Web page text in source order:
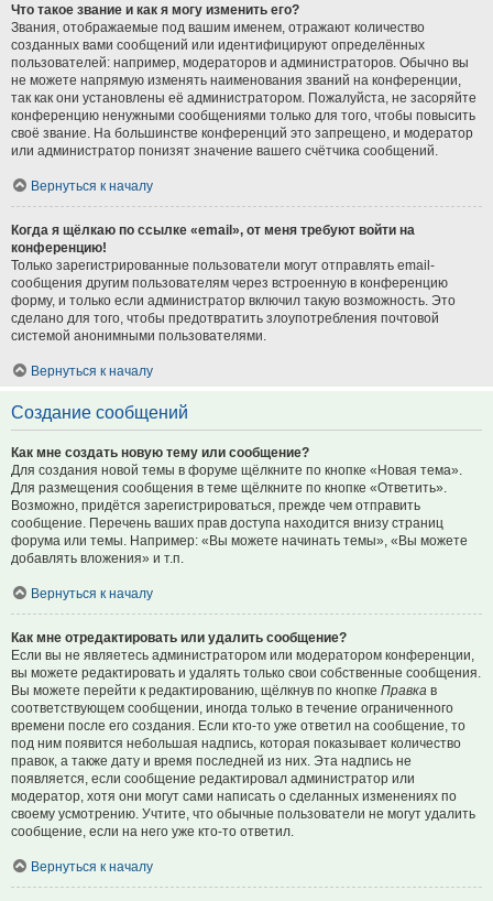
Что такое звание и как я могу изменить его?
Звания, отображаемые под вашим именем, отражают количество
созданных вами сообщений или идентифицируют определённых
пользователей: например, модераторов и администраторов. Обычно вы
не можете напрямую изменять наименования званий на конференции,
так как они установлены её администратором. Пожалуйста, не засоряйте
конференцию ненужными сообщениями только для того, чтобы повысить
своё звание. На большинстве конференций это запрещено, и модератор
или администратор понизят значение вашего счётчика сообщений.
Вернуться к началу
Когда я щёлкаю по ссылке «email», от меня требуют войти на
конференцию!
Только зарегистрированные пользователи могут отправлять email-
сообщения другим пользователям через встроенную в конференцию
форму, и только если администратор включил такую возможность. Это
сделано для того, чтобы предотвратить злоупотребления почтовой
системой анонимными пользователями.
Вернуться к началу
Создание сообщений
Как мне создать новую тему или сообщение?
Для создания новой темы в форуме щёлкните по кнопке «Новая тема».
Для размещения сообщения в теме щёлкните по кнопке «Ответить».
Возможно, придётся зарегистрироваться, прежде чем отправить
сообщение. Перечень ваших прав доступа находится внизу страниц
форума или темы. Например: «Вы можете начинать темы», «Вы можете
добавлять вложения» и т.п.
Вернуться к началу
Как мне отредактировать или удалить сообщение?
Если вы не являетесь администратором или модератором конференции,
вы можете редактировать и удалять только свои собственные сообщения.
Вы можете перейти к редактированию, щёлкнув по кнопке Правка в
соответствующем сообщении, иногда только в течение ограниченного
времени после его создания. Если кто-то уже ответил на сообщение, то
под ним появится небольшая надпись, которая показывает количество
правок, а также дату и время последней из них. Эта надпись не
появляется, если сообщение редактировал администратор или
модератор, хотя они могут сами написать о сделанных изменениях по
своему усмотрению. Учтите, что обычные пользователи не могут удалить
сообщение, если на него уже кто-то ответил.
Вернуться к началу